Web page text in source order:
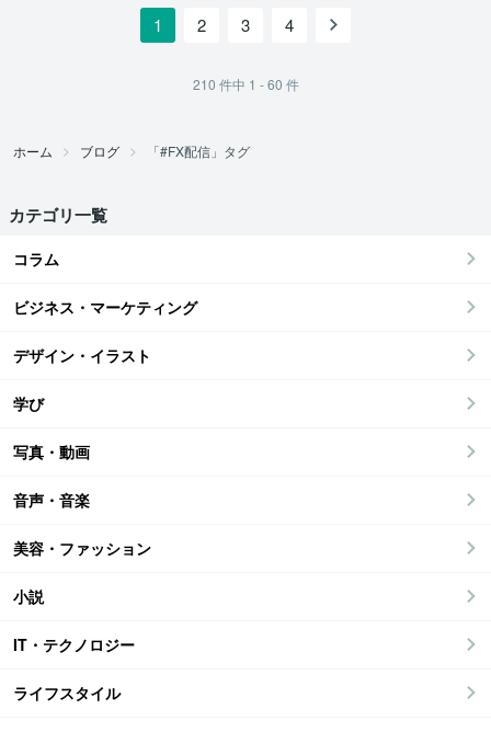
1 2 3 4
210 件中 1 - 60 件
ホーム ブログ 「#FX配信」タグ
カテゴリ一覧
コラム
ビジネス・マーケティング
デザイン・イラスト
学び
写真・動画
音声・音楽
美容・ファッション
小説
IT・テクノロジー
ライフスタイル